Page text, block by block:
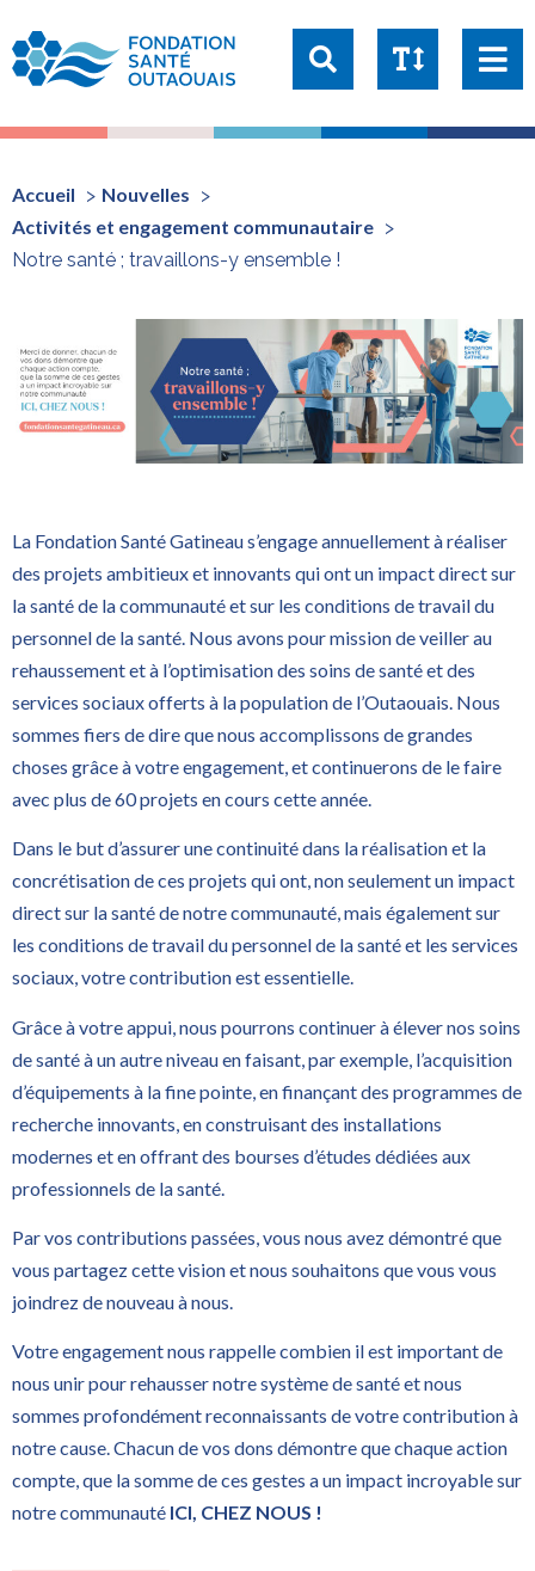
Taille du texte:
1x 1.25x
2x
Accueil
Nouvelles
Activités et engagement communautaire
Notre santé ; travaillons-y ensemble !
La Fondation Santé Gatineau s’engage annuellement à réaliser
des projets ambitieux et innovants qui ont un impact direct sur
la santé de la communauté et sur les conditions de travail du
personnel de la santé. Nous avons pour mission de veiller au
rehaussement et à l’optimisation des soins de santé et des
services sociaux offerts à la population de l’Outaouais. Nous
sommes fiers de dire que nous accomplissons de grandes
choses grâce à votre engagement, et continuerons de le faire
avec plus de 60 projets en cours cette année.
Dans le but d’assurer une continuité dans la réalisation et la
concrétisation de ces projets qui ont, non seulement un impact
direct sur la santé de notre communauté, mais également sur
les conditions de travail du personnel de la santé et les services
sociaux, votre contribution est essentielle.
Grâce à votre appui, nous pourrons continuer à élever nos soins
de santé à un autre niveau en faisant, par exemple, l’acquisition
d’équipements à la fine pointe, en finançant des programmes de
recherche innovants, en construisant des installations
modernes et en offrant des bourses d’études dédiées aux
professionnels de la santé.
Par vos contributions passées, vous nous avez démontré que
vous partagez cette vision et nous souhaitons que vous vous
joindrez de nouveau à nous.
Votre engagement nous rappelle combien il est important de
nous unir pour rehausser notre système de santé et nous
sommes profondément reconnaissants de votre contribution à
notre cause. Chacun de vos dons démontre que chaque action
compte, que la somme de ces gestes a un impact incroyable sur
notre communauté ICI, CHEZ NOUS !